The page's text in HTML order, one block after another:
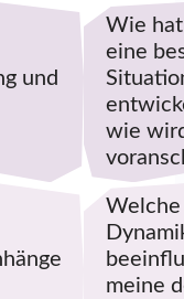
und
Wie
eine
wie
Welche
meine